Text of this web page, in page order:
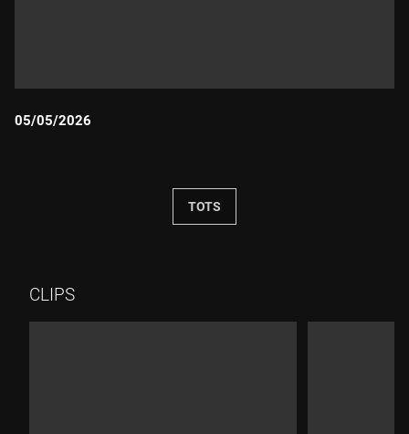
05/05/2026
TOTS
CLIPS